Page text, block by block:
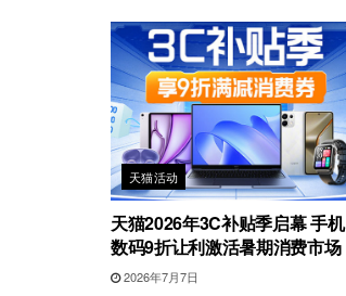
天猫活动
天猫2026年3C补贴季启幕 手机
数码9折让利激活暑期消费市场
2026年7月7日